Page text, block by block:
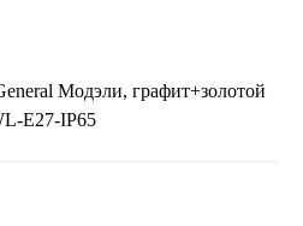
Модэли, графит+золотой
E27-IP65